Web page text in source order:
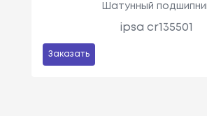
Шатунный
ipsa cr135501
Заказать